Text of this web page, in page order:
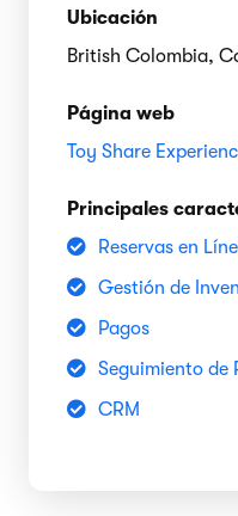
Ubicación
British Colombia,
Página web
Toy Share
Principales
Reservas en
Gestión de
Pagos
Seguimiento de
CRM